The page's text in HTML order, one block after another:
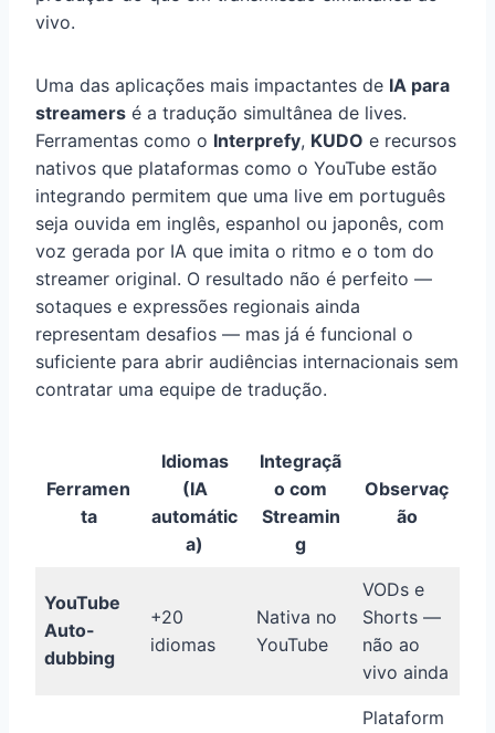
vivo.
Uma das aplicações mais impactantes de IA para
streamers é a tradução simultânea de lives.
Ferramentas como o Interprefy, KUDO e recursos
nativos que plataformas como o YouTube estão
integrando permitem que uma live em português
seja ouvida em inglês, espanhol ou japonês, com
voz gerada por IA que imita o ritmo e o tom do
streamer original. O resultado não é perfeito —
sotaques e expressões regionais ainda
representam desafios — mas já é funcional o
suficiente para abrir audiências internacionais sem
contratar uma equipe de tradução.
Ferramen
ta
Idiomas
(IA
automátic
a)
Integraçã
o com
Streamin
g
Observaç
ão
YouTube
Auto-
dubbing
+20
idiomas
Nativa no
YouTube
VODs e
Shorts —
não ao
vivo ainda
Plataform